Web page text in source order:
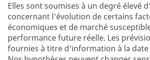
Elles sont soumises à un degré élevé
concernant l'évolution de certains
économiques et de marché
performance future réelle. Les
fournies à titre d'information à la